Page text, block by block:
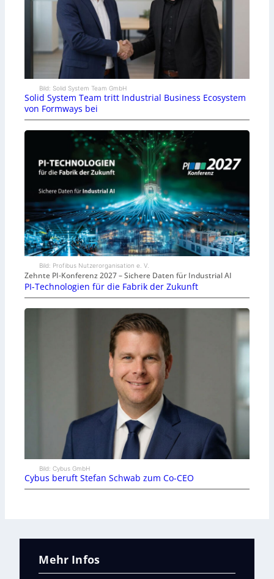
Bild: Solid System Team GmbH
Solid System Team tritt Industrial Business Ecosystem
von Formways bei
Bild: Profibus Nutzerorganisation e. V.
Zehnte PI-Konferenz 2027 – Sichere Daten für Industrial AI
PI-Technologien für die Fabrik der Zukunft
Bild: Cybus GmbH
Cybus beruft Stefan Schwab zum Co-CEO
Mehr Infos